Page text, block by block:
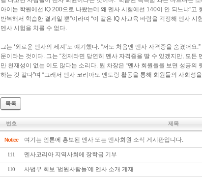
아이는 학원에선 IQ 200으로 나왔는데 왜 멘사 시험에선 140이 안 되느냐”고
반복해서 학습한 결과일 뿐”이라며 “이 같은 IQ 사교육 바람을 걱정해 멘사
멘사 시험을 치를 수 없다.
그는 ‘외로운 멘사의 세계’도 얘기했다. “저도 처음엔 멘사 자격증을 숨겼어
문이라는 것이다. 그는 “천재라면 당연히 멘사 자격증을 딸 수 있겠지만, 모든
만 천재성이 없는 이도 많다는 소리다. 원 차장은 “멘사 회원들을 보면 성공의
하는 것 같다”며 “그래서 멘사 코리아도 멘토링 활동을 통해 회원들의 사회성
목록
번호 제목
Notice 여기는 언론에 홍보된 멘사 또는 멘사회원 소식 게시판입니다.
111 멘사코리아 지역사회에 장학금 기부
110 사법부 회보 '법원사람들'에 멘사 소개 게재